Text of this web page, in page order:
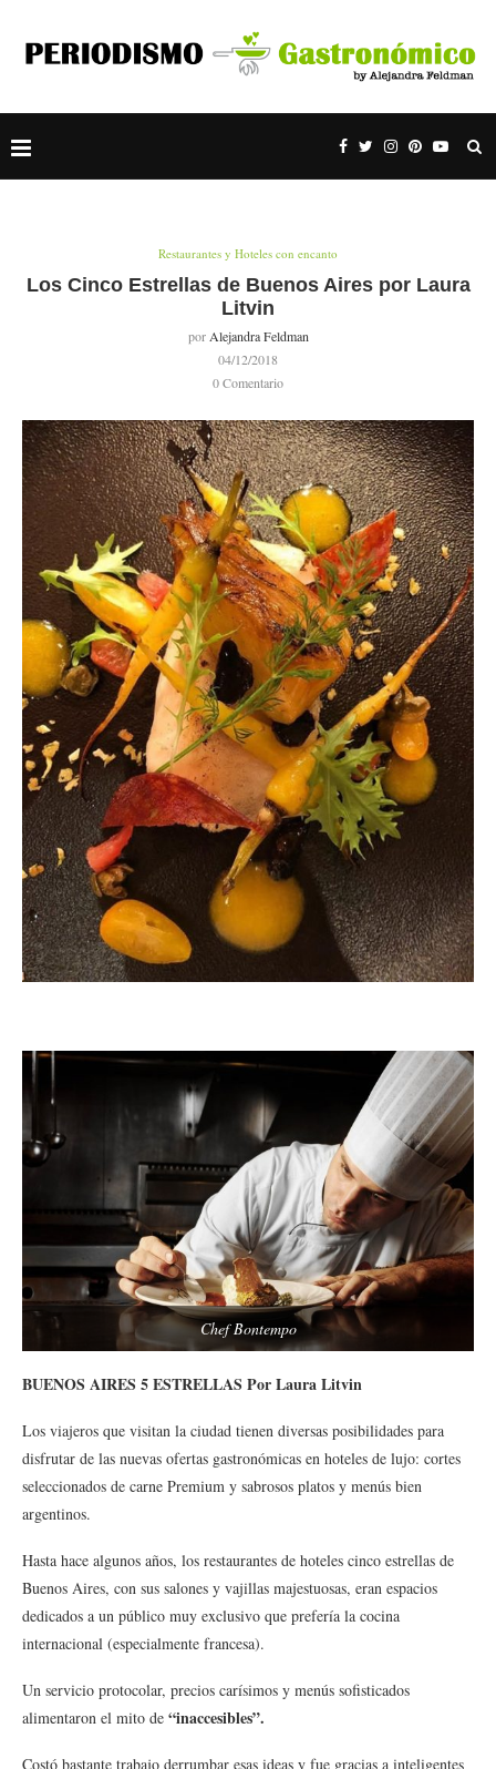
Restaurantes y Hoteles con encanto
Los Cinco Estrellas de Buenos Aires por Laura
Litvin
por Alejandra Feldman
04/12/2018
0 Comentario
Chef Bontempo
BUENOS AIRES 5 ESTRELLAS Por Laura Litvin
Los viajeros que visitan la ciudad tienen diversas posibilidades para
disfrutar de las nuevas ofertas gastronómicas en hoteles de lujo: cortes
seleccionados de carne Premium y sabrosos platos y menús bien
argentinos.
Hasta hace algunos años, los restaurantes de hoteles cinco estrellas de
Buenos Aires, con sus salones y vajillas majestuosas, eran espacios
dedicados a un público muy exclusivo que prefería la cocina
internacional (especialmente francesa).
Un servicio protocolar, precios carísimos y menús sofisticados
alimentaron el mito de “inaccesibles”.
Costó bastante trabajo derrumbar esas ideas y fue gracias a inteligentes